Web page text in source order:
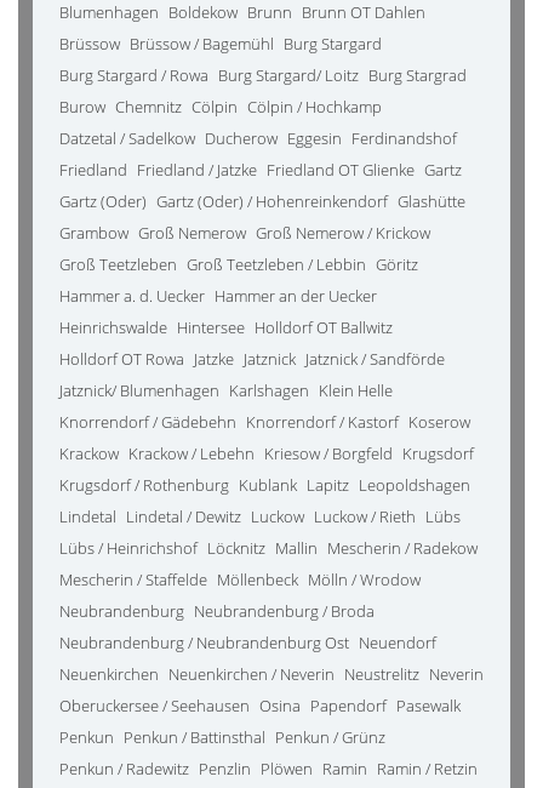
Blumenhagen Boldekow Brunn Brunn OT Dahlen
Brüssow Brüssow / Bagemühl Burg Stargard
Burg Stargard / Rowa Burg Stargard/ Loitz Burg Stargrad
Burow Chemnitz Cölpin Cölpin / Hochkamp
Datzetal / Sadelkow Ducherow Eggesin Ferdinandshof
Friedland Friedland / Jatzke Friedland OT Glienke Gartz
Gartz (Oder) Gartz (Oder) / Hohenreinkendorf Glashütte
Grambow Groß Nemerow Groß Nemerow / Krickow
Groß Teetzleben Groß Teetzleben / Lebbin Göritz
Hammer a. d. Uecker Hammer an der Uecker
Heinrichswalde Hintersee Holldorf OT Ballwitz
Holldorf OT Rowa Jatzke Jatznick Jatznick / Sandförde
Jatznick/ Blumenhagen Karlshagen Klein Helle
Knorrendorf / Gädebehn Knorrendorf / Kastorf Koserow
Krackow Krackow / Lebehn Kriesow / Borgfeld Krugsdorf
Krugsdorf / Rothenburg Kublank Lapitz Leopoldshagen
Lindetal Lindetal / Dewitz Luckow Luckow / Rieth Lübs
Lübs / Heinrichshof Löcknitz Mallin Mescherin / Radekow
Mescherin / Staffelde Möllenbeck Mölln / Wrodow
Neubrandenburg Neubrandenburg / Broda
Neubrandenburg / Neubrandenburg Ost Neuendorf
Neuenkirchen Neuenkirchen / Neverin Neustrelitz Neverin
Oberuckersee / Seehausen Osina Papendorf Pasewalk
Penkun Penkun / Battinsthal Penkun / Grünz
Penkun / Radewitz Penzlin Plöwen Ramin Ramin / Retzin